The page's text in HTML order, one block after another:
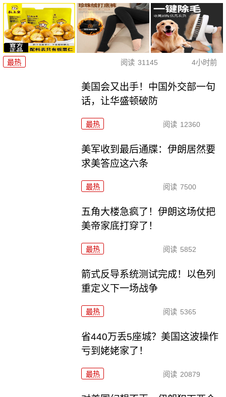
最热 阅读 31145 4小时前
美国会又出手！中国外交部一句
话，让华盛顿破防
最热 阅读 12360
美军收到最后通牒：伊朗居然要
求美答应这六条
最热 阅读 7500
五角大楼急疯了！伊朗这场仗把
美帝家底打穿了！
最热 阅读 5852
箭式反导系统测试完成！以色列
重定义下一场战争
最热 阅读 5365
省440万丢5座城？美国这波操作
亏到姥姥家了！
最热 阅读 20879